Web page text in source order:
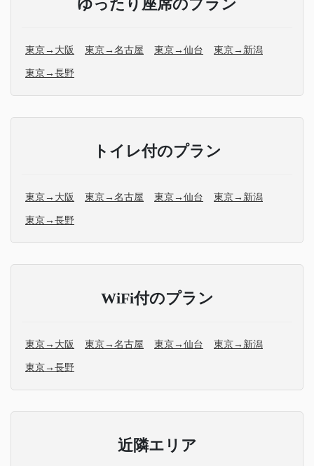
ゆったり座席のプラン
東京→大阪 東京→名古屋 東京→仙台 東京→新潟
東京→長野
トイレ付のプラン
東京→大阪 東京→名古屋 東京→仙台 東京→新潟
東京→長野
WiFi付のプラン
東京→大阪 東京→名古屋 東京→仙台 東京→新潟
東京→長野
近隣エリア